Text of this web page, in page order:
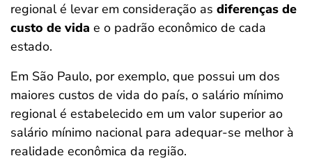
regional é levar em consideração as diferenças de
custo de vida e o padrão econômico de cada
estado.
Em São Paulo, por exemplo, que possui um dos
maiores custos de vida do país, o salário mínimo
regional é estabelecido em um valor superior ao
salário mínimo nacional para adequar-se melhor à
realidade econômica da região.